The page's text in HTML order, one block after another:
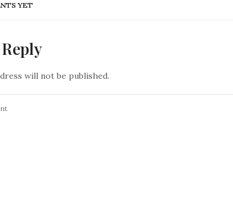
YET
will not be published.